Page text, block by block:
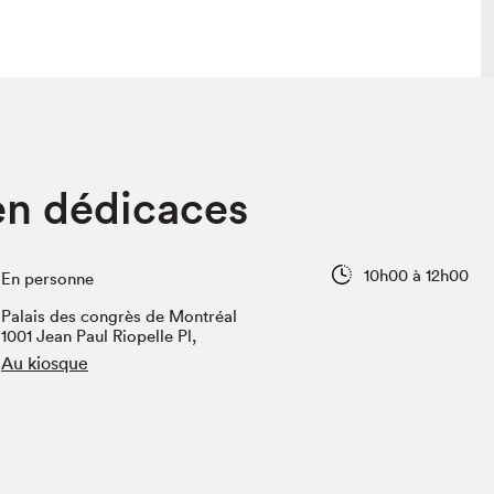
Programmation dans la ville
Vidéos et balados
dédicaces
En personne
10h00 à 12h00
Palais des congrès de Montréal
1001 Jean Paul Riopelle Pl,
Au kiosque